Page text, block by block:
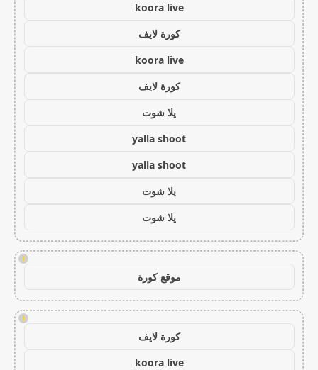
koora live
كورة لايف
koora live
كورة لايف
يلا شوت
yalla shoot
yalla shoot
يلا شوت
يلا شوت
!
موقع كورة
!
كورة لايف
koora live